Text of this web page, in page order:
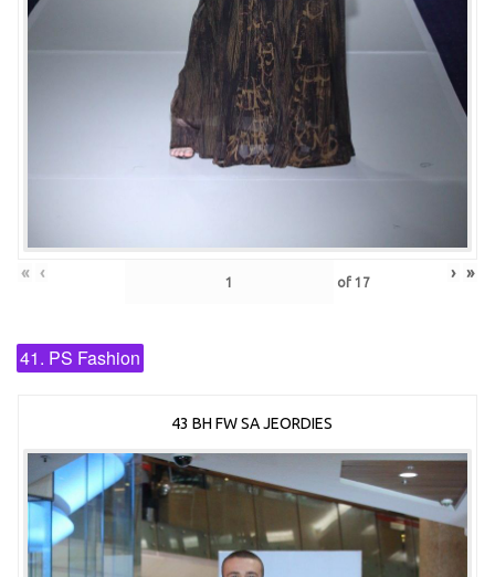
« ‹ of 17 › »
41. PS Fashion
43 BH FW SA JEORDIES